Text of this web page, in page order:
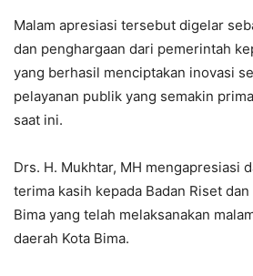
Malam apresiasi tersebut digelar
dan penghargaan dari pemerintah
yang berhasil menciptakan inovasi
pelayanan publik yang semakin
saat ini.
Drs. H. Mukhtar, MH mengapresiasi
terima kasih kepada Badan Riset
Bima yang telah melaksanakan
daerah Kota Bima.